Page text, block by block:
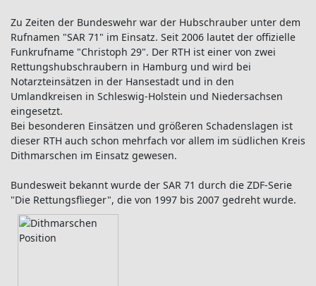
Zu Zeiten der Bundeswehr war der Hubschrauber unter dem
Rufnamen "SAR 71" im Einsatz. Seit 2006 lautet der offizielle
Funkrufname "Christoph 29". Der RTH ist einer von zwei
Rettungshubschraubern in Hamburg und wird bei
Notarzteinsätzen in der Hansestadt und in den
Umlandkreisen in Schleswig-Holstein und Niedersachsen
eingesetzt.
Bei besonderen Einsätzen und größeren Schadenslagen ist
dieser RTH auch schon mehrfach vor allem im südlichen Kreis
Dithmarschen im Einsatz gewesen.
Bundesweit bekannt wurde der SAR 71 durch die ZDF-Serie
"Die Rettungsflieger", die von 1997 bis 2007 gedreht wurde.